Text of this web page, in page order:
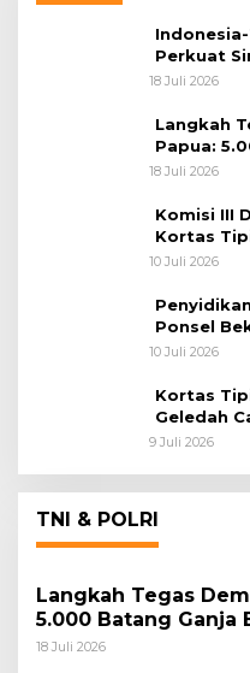
Perkuat
Lintas
18 Juli 2026
Langkah
Papua:
Diungkap
18 Juli 2026
Komisi III
Kortas
Korupsi
10 Juli 2026
Ponsel
Tersangka
10 Juli 2026
Kortas
Geledah
9 Juli 2026
TNI & POLRI
Langkah Tegas
5.000 Batang Ganja
Koops TNI Habema
18 Juli 2026